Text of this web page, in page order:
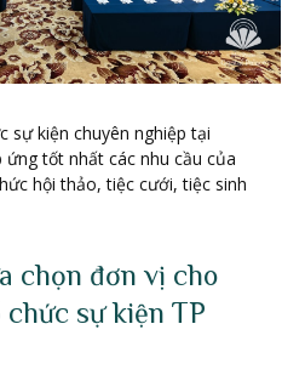
sự kiện chuyên nghiệp tại
ứng tốt nhất các nhu cầu của
hội thảo, tiệc cưới, tiệc sinh
chọn đơn vị cho
sự kiện TP